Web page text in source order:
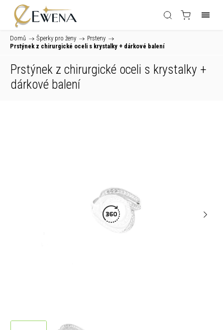
Domů / Šperky pro ženy / Prsteny /
Prstýnek z chirurgické oceli s krystalky + dárkové balení
Prstýnek z chirurgické oceli s krystalky +
dárkové balení